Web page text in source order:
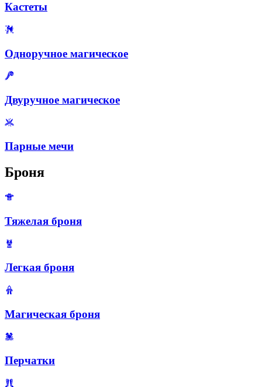
Кастеты
Одноручное магическое
Двуручное магическое
Парные мечи
Броня
Тяжелая броня
Легкая броня
Магическая броня
Перчатки